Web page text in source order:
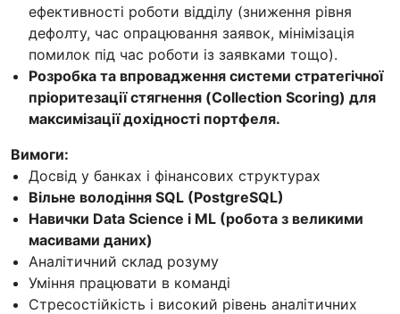
ефективності роботи відділу (зниження рівня
дефолту, час опрацювання заявок, мінімізація
помилок під час роботи із заявками тощо).
Розробка та впровадження системи стратегічної
пріоритезації стягнення (Collection Scoring) для
максимізації дохідності портфеля.
Вимоги:
Досвід у банках і фінансових структурах
Вільне володіння SQL (PostgreSQL)
Навички Data Science і ML (робота з великими
масивами даних)
Аналітичний склад розуму
Уміння працювати в команді
Стресостійкість і високий рівень аналітичних